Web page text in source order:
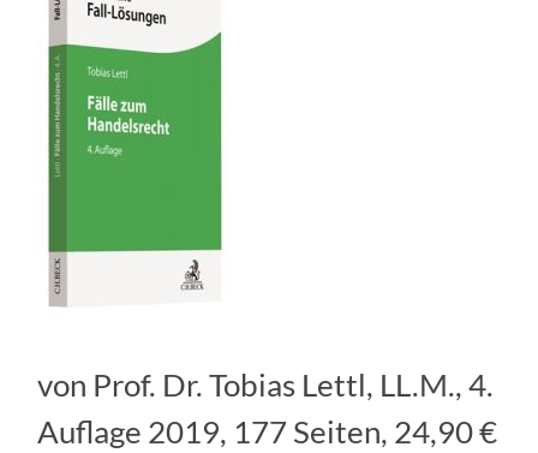
von Prof. Dr. Tobias Lettl, LL.M., 4.
Auflage 2019, 177 Seiten, 24,90 €